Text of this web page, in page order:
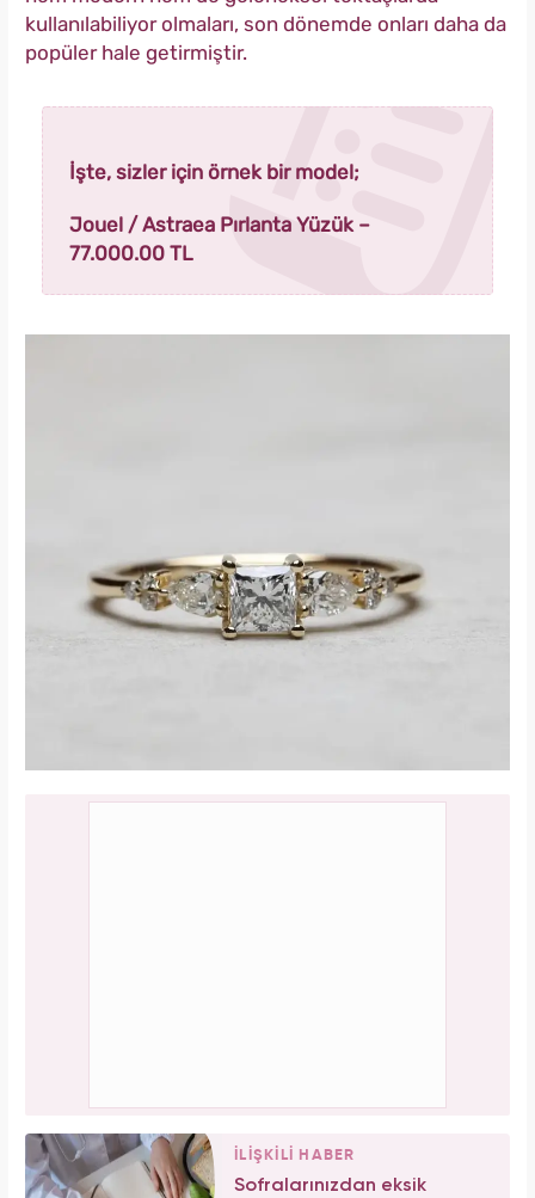
kullanılabiliyor olmaları, son dönemde onları daha da
popüler hale getirmiştir.
İşte, sizler için örnek bir model;
Jouel / Astraea Pırlanta Yüzük –
77.000.00 TL
İLİŞKİLİ HABER
Sofralarınızdan eksik